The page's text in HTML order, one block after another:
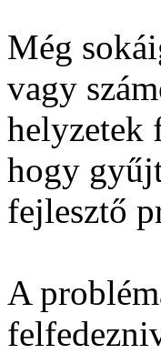
Még
vagy
helyzetek
hogy
fejlesztő
A